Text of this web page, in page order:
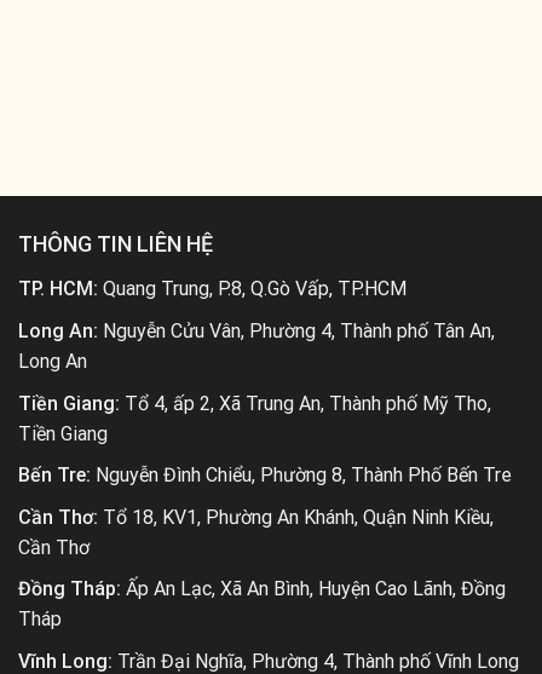
THÔNG TIN LIÊN HỆ
TP. HCM: Quang Trung, P.8, Q.Gò Vấp, TP.HCM
Long An: Nguyễn Cửu Vân, Phường 4, Thành phố Tân An,
Long An
Tiền Giang: Tổ 4, ấp 2, Xã Trung An, Thành phố Mỹ Tho,
Tiền Giang
Bến Tre: Nguyễn Đình Chiểu, Phường 8, Thành Phố Bến Tre
Cần Thơ: Tổ 18, KV1, Phường An Khánh, Quận Ninh Kiều,
Cần Thơ
Đồng Tháp: Ấp An Lạc, Xã An Bình, Huyện Cao Lãnh, Đồng
Tháp
Vĩnh Long: Trần Đại Nghĩa, Phường 4, Thành phố Vĩnh Long